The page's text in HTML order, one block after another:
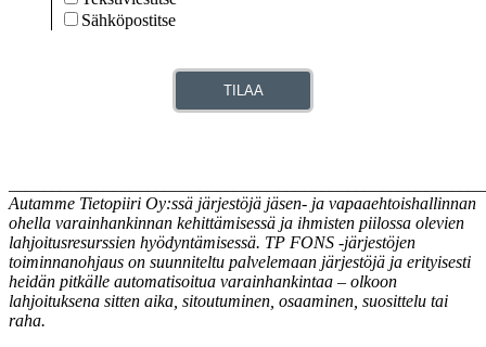
Sähköpostitse
TILAA
Autamme Tietopiiri Oy:ssä järjestöjä jäsen- ja vapaaehtoishallinnan
ohella varainhankinnan kehittämisessä ja ihmisten piilossa olevien
lahjoitusresurssien hyödyntämisessä. TP FONS -järjestöjen
toiminnanohjaus on suunniteltu palvelemaan järjestöjä ja erityisesti
heidän pitkälle automatisoitua varainhankintaa – olkoon
lahjoituksena sitten aika, sitoutuminen, osaaminen, suosittelu tai
raha.